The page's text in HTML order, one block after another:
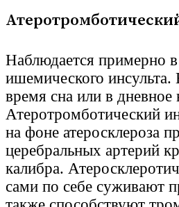
Наблюдается примерно в
ишемического инсульта.
время сна или в дневное
Атеротромботический
на фоне атеросклероза
церебральных артерий
калибра.
сами по себе суживают